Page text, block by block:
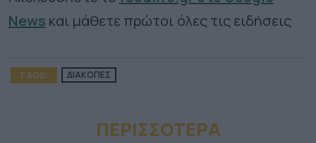
News και μάθετε πρώτοι όλες τις ειδήσεις
TAGS: ΔΙΑΚΟΠΕΣ
ΠΕΡΙΣΣΟΤΕΡA